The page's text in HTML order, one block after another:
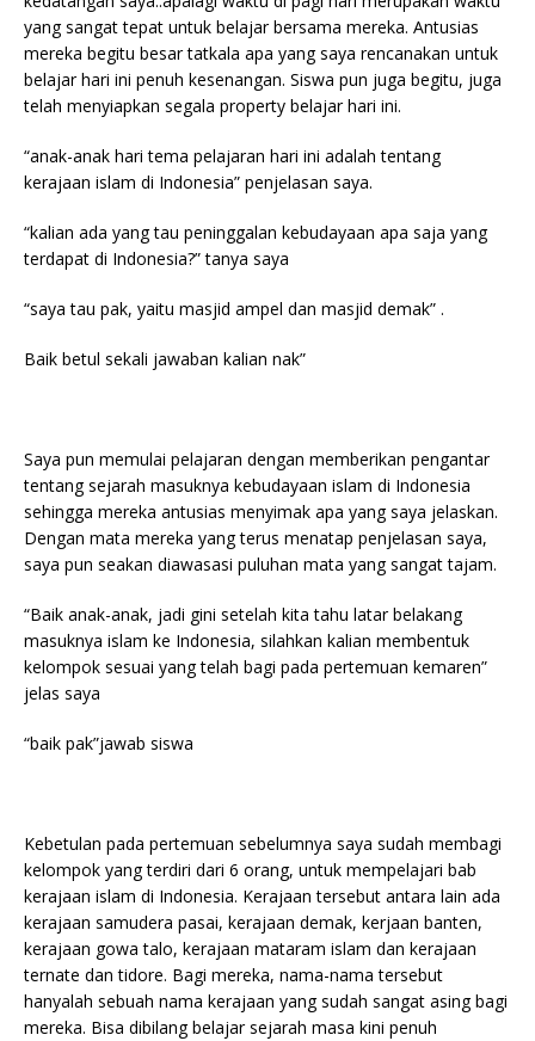
yang sangat tepat untuk belajar bersama mereka. Antusias
mereka begitu besar tatkala apa yang saya rencanakan untuk
belajar hari ini penuh kesenangan. Siswa pun juga begitu, juga
telah menyiapkan segala property belajar hari ini.
“anak-anak hari tema pelajaran hari ini adalah tentang
kerajaan islam di Indonesia” penjelasan saya.
“kalian ada yang tau peninggalan kebudayaan apa saja yang
terdapat di Indonesia?” tanya saya
“saya tau pak, yaitu masjid ampel dan masjid demak” .
Baik betul sekali jawaban kalian nak”
Saya pun memulai pelajaran dengan memberikan pengantar
tentang sejarah masuknya kebudayaan islam di Indonesia
sehingga mereka antusias menyimak apa yang saya jelaskan.
Dengan mata mereka yang terus menatap penjelasan saya,
saya pun seakan diawasasi puluhan mata yang sangat tajam.
“Baik anak-anak, jadi gini setelah kita tahu latar belakang
masuknya islam ke Indonesia, silahkan kalian membentuk
kelompok sesuai yang telah bagi pada pertemuan kemaren”
jelas saya
“baik pak”jawab siswa
Kebetulan pada pertemuan sebelumnya saya sudah membagi
kelompok yang terdiri dari 6 orang, untuk mempelajari bab
kerajaan islam di Indonesia. Kerajaan tersebut antara lain ada
kerajaan samudera pasai, kerajaan demak, kerjaan banten,
kerajaan gowa talo, kerajaan mataram islam dan kerajaan
ternate dan tidore. Bagi mereka, nama-nama tersebut
hanyalah sebuah nama kerajaan yang sudah sangat asing bagi
mereka. Bisa dibilang belajar sejarah masa kini penuh